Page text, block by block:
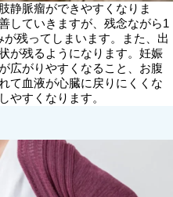
静脈瘤ができやすくなりま
していきますが、残念ながら1
残ってしまいます。また、出
が残るようになります。妊娠
広がりやすくなること、お腹
て血液が心臓に戻りにくくな
やすくなります。